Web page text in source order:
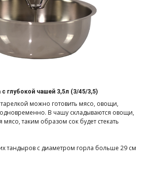
глубокой чашей 3,5л (3/45/3,5)
можно готовить мясо, овощи,
В чашу складываются овощи,
мясо, таким образом сок будет стекать
тандыров с диаметром горла больше 29 см